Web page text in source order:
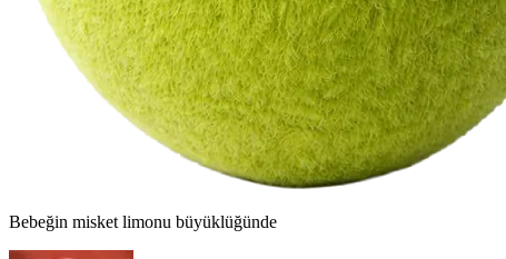
Bebeğin misket limonu büyüklüğünde